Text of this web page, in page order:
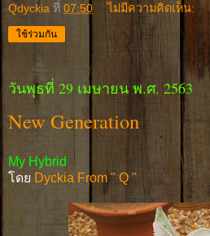
Qdyckia ที่ 07:50 ไม่มีความคิดเห็น:
ใช้ร่วมกัน
วันพุธที่ 29 เมษายน พ.ศ. 2563
New Generation
My Hybrid
โดย Dyckia From " Q "